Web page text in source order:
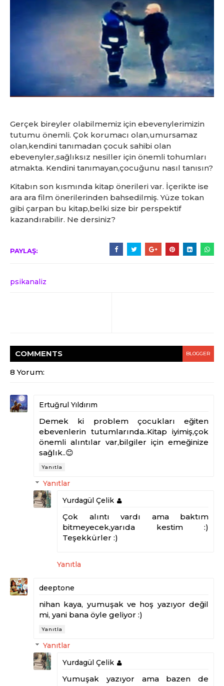
Gerçek bireyler olabilmemiz için ebevenylerimizin
tutumu önemli. Çok korumacı olan,umursamaz
olan,kendini tanımadan çocuk sahibi olan
ebevenyler,sağlıksız nesiller için önemli tohumları
atmakta. Kendini tanımayan,çocuğunu nasıl tanısın?
Kitabın son kısmında kitap önerileri var. İçerikte ise
ara ara film önerilerinden bahsedilmiş. Yüze tokan
gibi çarpan bu kitap,belki size bir perspektif
kazandırabilir. Ne dersiniz?
PAYLAŞ:
psikanaliz
COMMENTS BLOGGER
8 Yorum:
Ertuğrul Yıldırım
Demek ki problem çocukları eğiten
ebevenlerin tutumlarında..Kitap iyimiş,çok
önemli alıntılar var,bilgiler için emeğinize
sağlık..😊
Yanıtla
Yanıtlar
Yurdagül Çelik
Çok alıntı vardı ama baktım
bitmeyecek,yarıda kestim :)
Teşekkürler :)
Yanıtla
deeptone
nihan kaya, yumuşak ve hoş yazıyor değil
mi, yani bana öyle geliyor :)
Yanıtla
Yanıtlar
Yurdagül Çelik
Yumuşak yazıyor ama bazen de